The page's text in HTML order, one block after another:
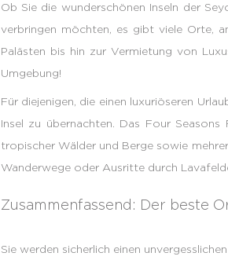
Ob Sie die wunderschönen Inseln der
verbringen möchten, es gibt viele Orte,
Palästen bis hin zur Vermietung von
Umgebung!
Für diejenigen, die einen luxuriöseren
Insel zu übernachten. Das Four
tropischer Wälder und Berge sowie
Wanderwege oder Ausritte durch
Zusammenfassend: Der beste
Sie werden sicherlich einen